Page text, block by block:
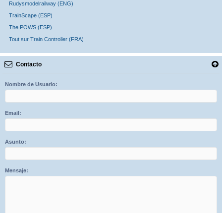
Rudysmodelrailway (ENG)
TrainScape (ESP)
The POWS (ESP)
Tout sur Train Controller (FRA)
Contacto
Nombre de Usuario:
Email:
Asunto:
Mensaje: